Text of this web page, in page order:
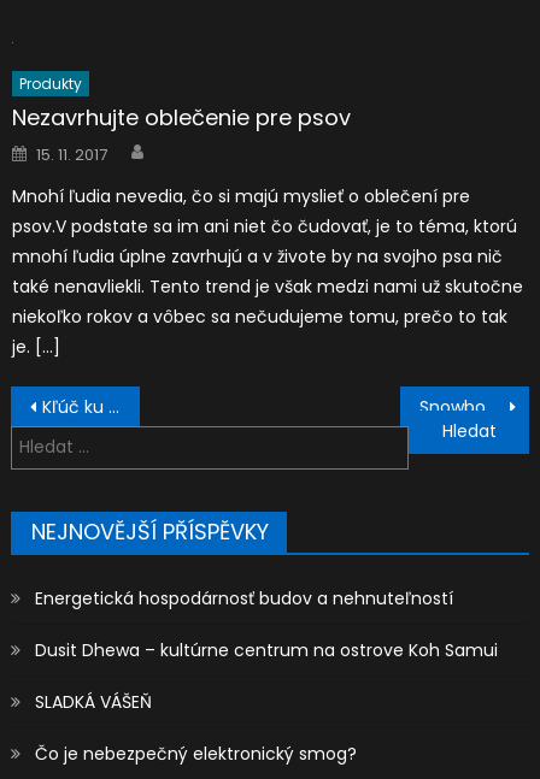
Produkty
Nezavrhujte oblečenie pre psov
Posted
on
15. 11. 2017
Mnohí ľudia nevedia, čo si majú myslieť o oblečení pre
psov.V podstate sa im ani niet čo čudovať, je to téma, ktorú
mnohí ľudia úplne zavrhujú a v živote by na svojho psa nič
také nenavliekli. Tento trend je však medzi nami už skutočne
niekoľko rokov a vôbec sa nečudujeme tomu, prečo to tak
je. […]
Navigace
pro
příspěvek
Kľúč ku krásnym rukám
Vyhledávání
NEJNOVĚJŠÍ PŘÍSPĚVKY
Energetická hospodárnosť budov a nehnuteľností
Dusit Dhewa – kultúrne centrum na ostrove Koh Samui
SLADKÁ VÁŠEŇ
Čo je nebezpečný elektronický smog?